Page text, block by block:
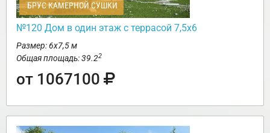
БРУС КАМЕРНОЙ СУШКИ
№120 Дом в один этаж с террасой 7,5х6
Размер: 6х7,5 м
Общая площадь: 39.22
от 1067100